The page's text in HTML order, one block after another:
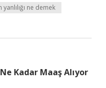
yanlılığı ne demek
Kadar Maaş Alıyor